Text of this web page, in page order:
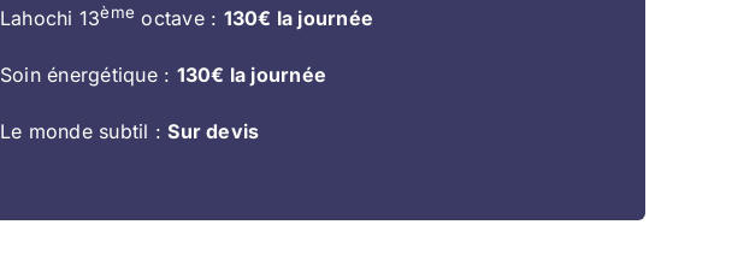
Lahochi 13ème octave : 130€ la journée
Soin énergétique : 130€ la journée
Le monde subtil :Sur devis